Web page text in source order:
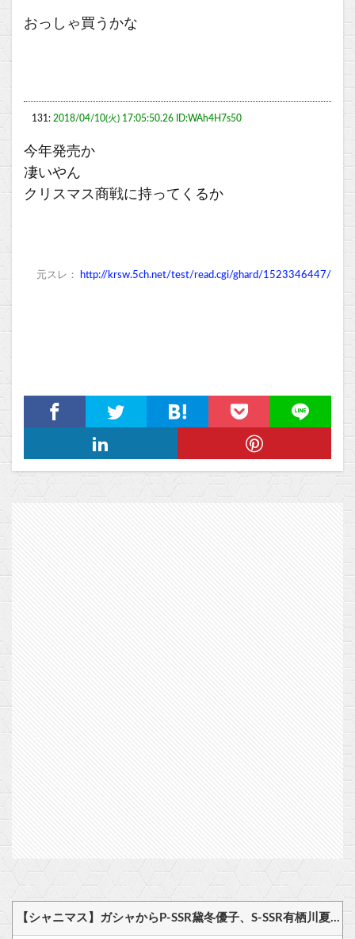
おっしゃ買うかな
131: 2018/04/10(火) 17:05:50.26 ID:WAh4H7s50
今年発売か
凄いやん
クリスマス商戦に持ってくるか
元スレ： http://krsw.5ch.net/test/read.cgi/ghard/1523346447/
【シャニマス】ガシャからP-SSR黛冬優子、S-SSR有栖川夏葉が登場！イベントS-SR福丸小糸！